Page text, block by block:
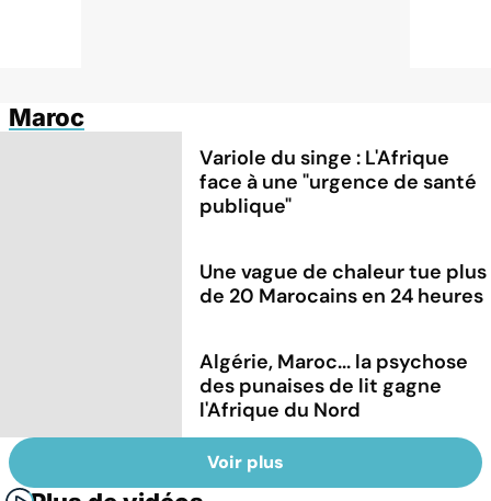
Maroc
Variole du singe : L'Afrique
face à une "urgence de santé
publique"
Une vague de chaleur tue plus
de 20 Marocains en 24 heures
Algérie, Maroc... la psychose
des punaises de lit gagne
l'Afrique du Nord
Voir plus